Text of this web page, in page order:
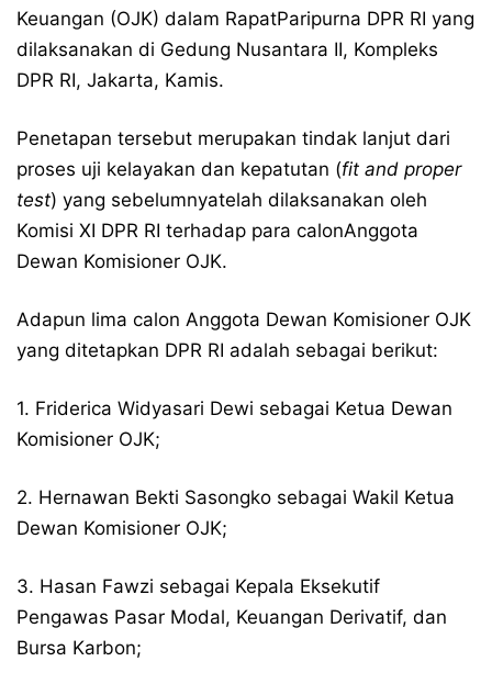
Keuangan (OJK) dalam RapatParipurna DPR RI yang
dilaksanakan di Gedung Nusantara II, Kompleks
DPR RI, Jakarta, Kamis.
Penetapan tersebut merupakan tindak lanjut dari
proses uji kelayakan dan kepatutan (fit and proper
test) yang sebelumnyatelah dilaksanakan oleh
Komisi XI DPR RI terhadap para calonAnggota
Dewan Komisioner OJK.
Adapun lima calon Anggota Dewan Komisioner OJK
yang ditetapkan DPR RI adalah sebagai berikut:
1. Friderica Widyasari Dewi sebagai Ketua Dewan
Komisioner OJK;
2. Hernawan Bekti Sasongko sebagai Wakil Ketua
Dewan Komisioner OJK;
3. Hasan Fawzi sebagai Kepala Eksekutif
Pengawas Pasar Modal, Keuangan Derivatif, dan
Bursa Karbon;